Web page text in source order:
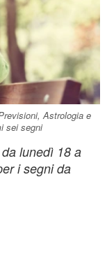
Astrologia e
sei segni
lunedì 18 a
i segni da